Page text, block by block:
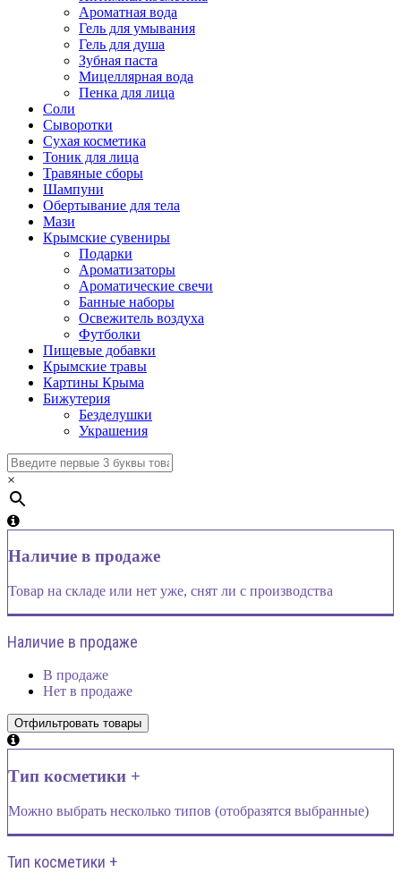
Ароматная вода
Гель для умывания
Гель для душа
Зубная паста
Мицеллярная вода
Пенка для лица
Соли
Сыворотки
Сухая косметика
Тоник для лица
Травяные сборы
Шампуни
Обертывание для тела
Мази
Крымские сувениры
Подарки
Ароматизаторы
Ароматические свечи
Банные наборы
Освежитель воздуха
Футболки
Пищевые добавки
Крымские травы
Картины Крыма
Бижутерия
Безделушки
Украшения
×
Наличие в продаже
Товар на складе или нет уже, снят ли с производства
Наличие в продаже
В продаже
Нет в продаже
Тип косметики +
Можно выбрать несколько типов (отобразятся выбранные)
Тип косметики +